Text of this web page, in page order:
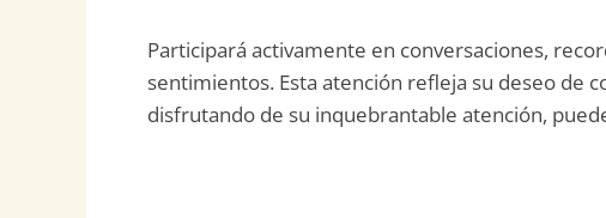
Participará activamente en conversaciones,
sentimientos. Esta atención refleja su deseo de
disfrutando de su inquebrantable atención,